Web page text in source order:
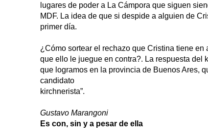
lugares de poder a La Cámpora que siguen
MDF. La idea de que si despide a alguien de
primer día.
¿Cómo sortear el rechazo que Cristina tiene
que ello le juegue en contra?. La respuesta del
que logramos en la provincia de Buenos Ares,
candidato
kirchnerista”.
Gustavo Marangoni
Es con, sin y a pesar de ella